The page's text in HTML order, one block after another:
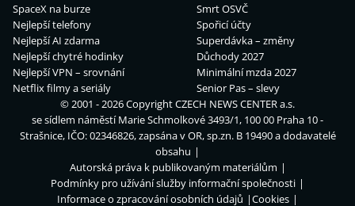
SpaceX na burze
Nejlepší telefony
Nejlepší AI zdarma
Nejlepší chytré hodinky
Nejlepší VPN – srovnání
Netflix filmy a seriály
Smrt OSVČ
Spořicí účty
Superdávka – změny
Důchody 2027
Minimální mzda 2027
Senior Pas – slevy
© 2001 - 2026 CopyrightCZECH NEWS CENTER a.s.
se sídlem náměstí Marie Schmolkové 3493/1, 100 00 Praha 10 -
Strašnice, IČO: 02346826, zapsána v OR, sp.zn. B 19490 a dodavatelé
obsahu
Autorská práva k publikovaným materiálům
Podmínky pro užívání služby informační společnosti
Informace o zpracování osobních údajů
Cookies